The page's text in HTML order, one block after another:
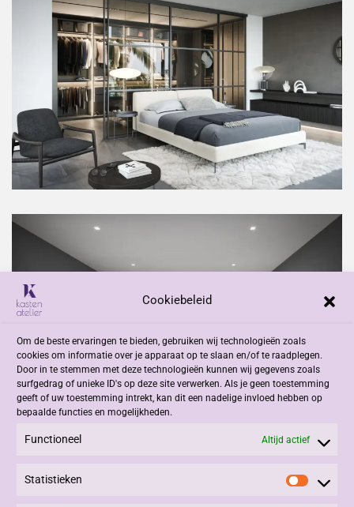
Cookiebeleid
Om de beste ervaringen te bieden, gebruiken wij technologieën zoals
cookies om informatie over je apparaat op te slaan en/of te raadplegen.
Door in te stemmen met deze technologieën kunnen wij gegevens zoals
surfgedrag of unieke ID's op deze site verwerken. Als je geen toestemming
geeft of uw toestemming intrekt, kan dit een nadelige invloed hebben op
bepaalde functies en mogelijkheden.
Functioneel Altijd actief
Statistieken